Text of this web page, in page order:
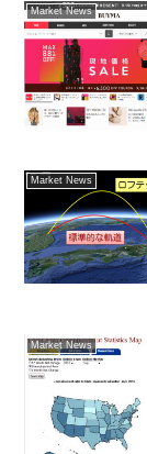
Market News
Market News
Market News